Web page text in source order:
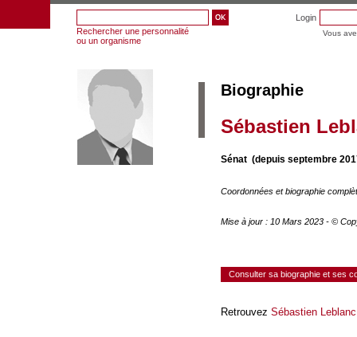
Rechercher une personnalité
ou un organisme
Login
Vous
Biographie
Sébastien
Sénat (depuis septembre
Coordonnées et biographie
Mise à jour : 10 Mars 2023 - ©
Consulter sa biographie et ses
Retrouvez Sébastien Leblanc